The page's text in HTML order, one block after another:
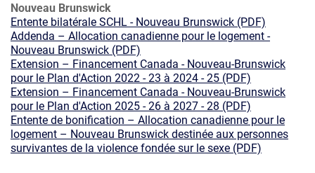
Nouveau Brunswick
Entente bilatérale SCHL - Nouveau Brunswick (PDF)
Addenda – Allocation canadienne pour le logement -
Nouveau Brunswick (PDF)
Extension – Financement Canada - Nouveau-Brunswick
pour le Plan d'Action 2022 - 23 à 2024 - 25 (PDF)
Extension – Financement Canada - Nouveau-Brunswick
pour le Plan d'Action 2025 - 26 à 2027 - 28 (PDF)
Entente de bonification – Allocation canadienne pour le
logement – Nouveau Brunswick destinée aux personnes
survivantes de la violence fondée sur le sexe (PDF)